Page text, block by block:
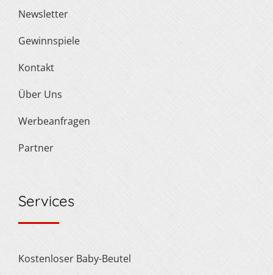
Newsletter
Gewinnspiele
Kontakt
Über Uns
Werbeanfragen
Partner
Services
Kostenloser Baby-Beutel